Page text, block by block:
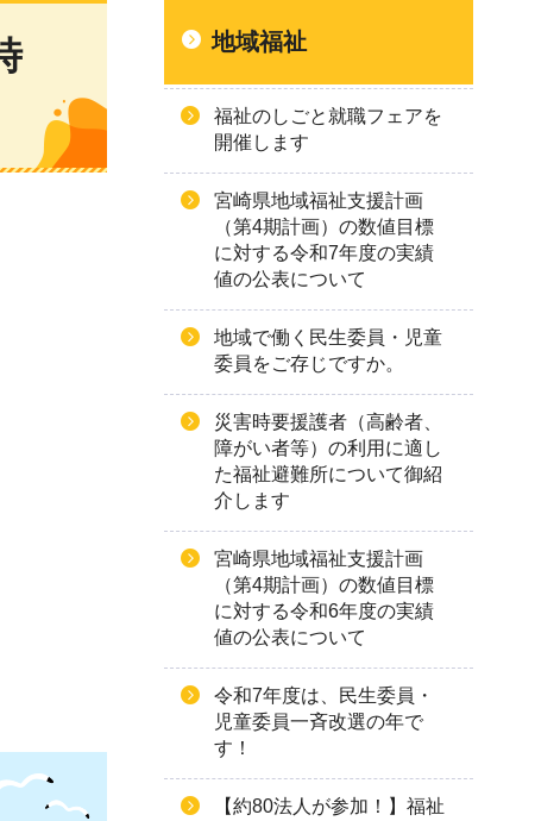
地域福祉
福祉のしごと就職フェアを
開催します
宮崎県地域福祉支援計画
（第4期計画）の数値目標
に対する令和7年度の実績
値の公表について
地域で働く民生委員・児童
委員をご存じですか。
災害時要援護者（高齢者、
障がい者等）の利用に適し
た福祉避難所について御紹
介します
宮崎県地域福祉支援計画
（第4期計画）の数値目標
に対する令和6年度の実績
値の公表について
令和7年度は、民生委員・
児童委員一斉改選の年で
す！
【約80法人が参加！】福祉